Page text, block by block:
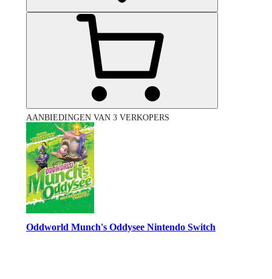
AANBIEDINGEN VAN 3 VERKOPERS
Oddworld Munch's Oddysee Nintendo Switch